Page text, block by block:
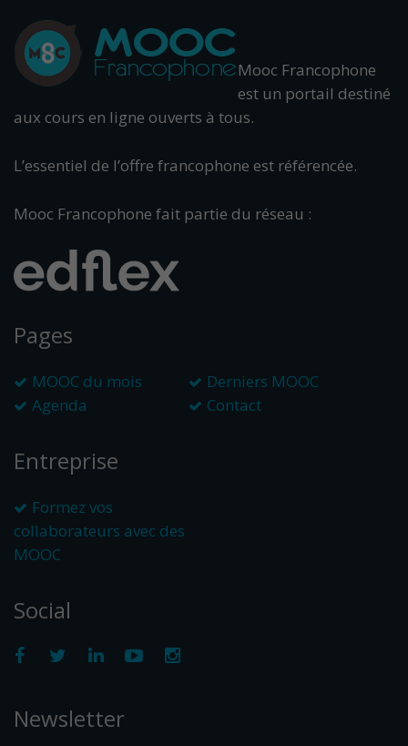
Mooc Francophone
est un portail destiné
aux cours en ligne ouverts à tous.
L’essentiel de l’offre francophone est référencée.
Mooc Francophone fait partie du réseau :
Pages
MOOC du mois
Derniers MOOC
Agenda
Contact
Entreprise
Formez vos
collaborateurs avec des
MOOC
Social
Newsletter